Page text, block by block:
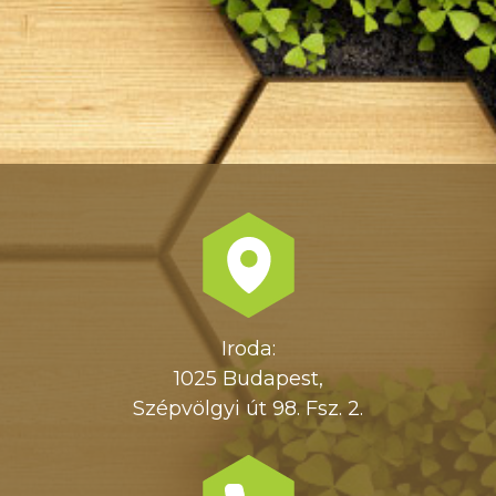
Iroda:
1025 Budapest,
Szépvölgyi út 98. Fsz. 2.